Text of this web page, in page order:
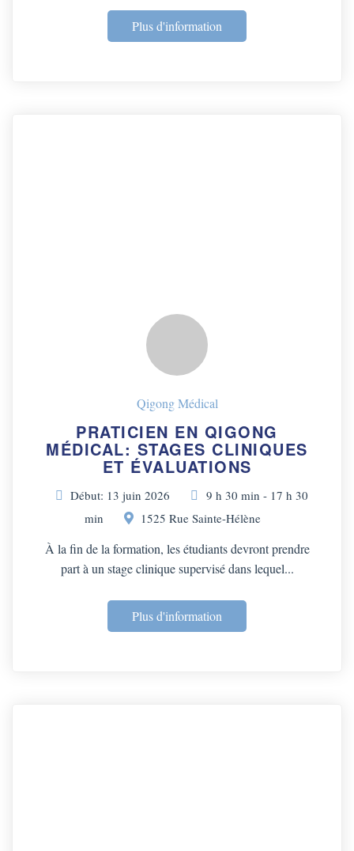
Plus d'information
Qigong Médical
PRATICIEN EN QIGONG
MÉDICAL: STAGES CLINIQUES
ET ÉVALUATIONS
Début: 13 juin 2026
9 h 30 min - 17 h 30
min
1525 Rue Sainte-Hélène
À la fin de la formation, les étudiants devront prendre
part à un stage clinique supervisé dans lequel...
Plus d'information